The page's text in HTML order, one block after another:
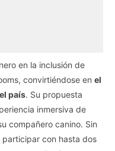
en la inclusión de
convirtiéndose en el
país. Su propuesta
inmersiva de
compañero canino. Sin
con hasta dos